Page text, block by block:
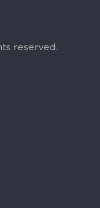
reserved.